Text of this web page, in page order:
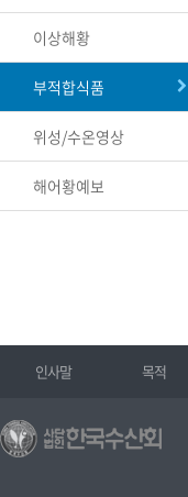
이상해황
부적합식품
위성/수온영상
해어황예보
인사말 목적